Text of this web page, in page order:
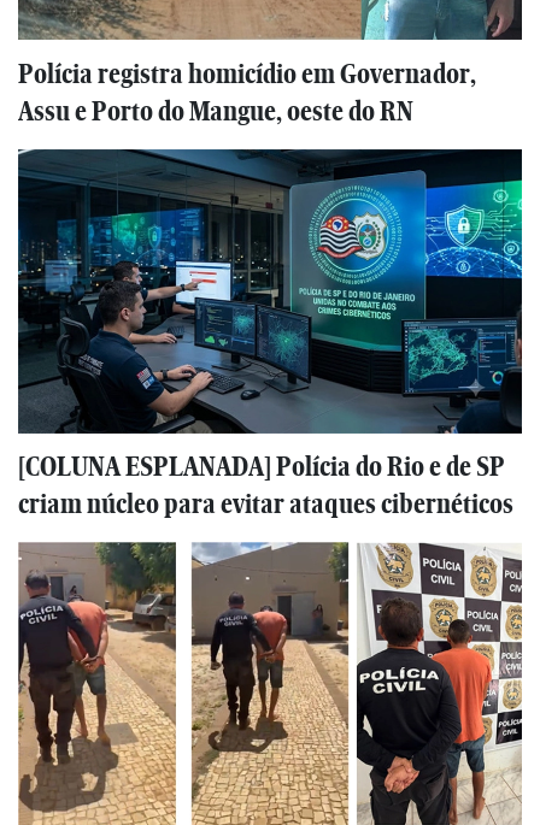
Polícia registra homicídio em Governador,
Assu e Porto do Mangue, oeste do RN
[COLUNA ESPLANADA] Polícia do Rio e de SP
criam núcleo para evitar ataques cibernéticos